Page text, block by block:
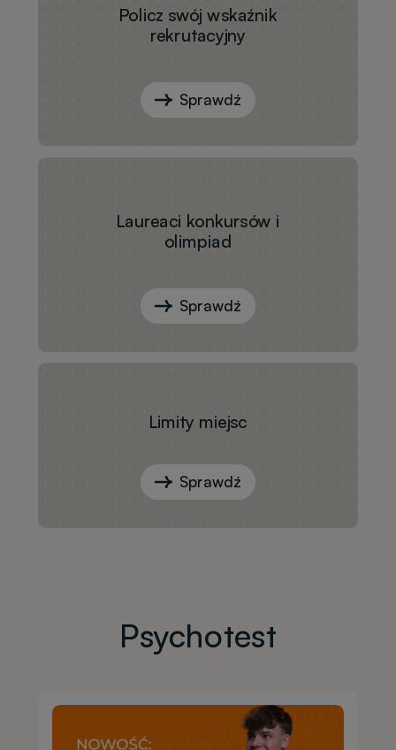
Policz swój wskaźnik
rekrutacyjny
Sprawdź
Laureaci konkursów i
olimpiad
Sprawdź
Limity miejsc
Sprawdź
Psychotest
Obraz